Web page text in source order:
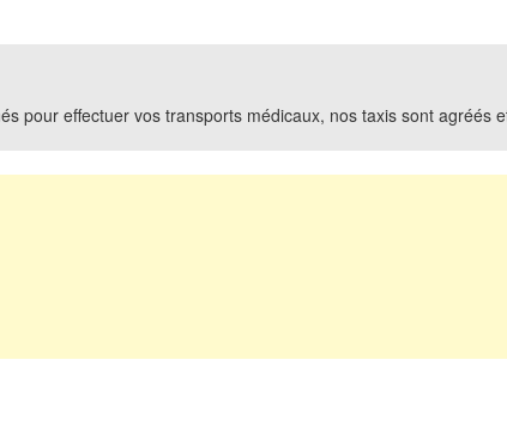
pour effectuer vos transports médicaux, nos taxis sont agréés